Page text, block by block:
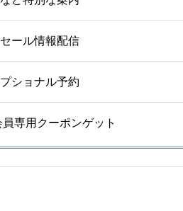
ール情報配信
ショナル予約
員専用クーポンゲット